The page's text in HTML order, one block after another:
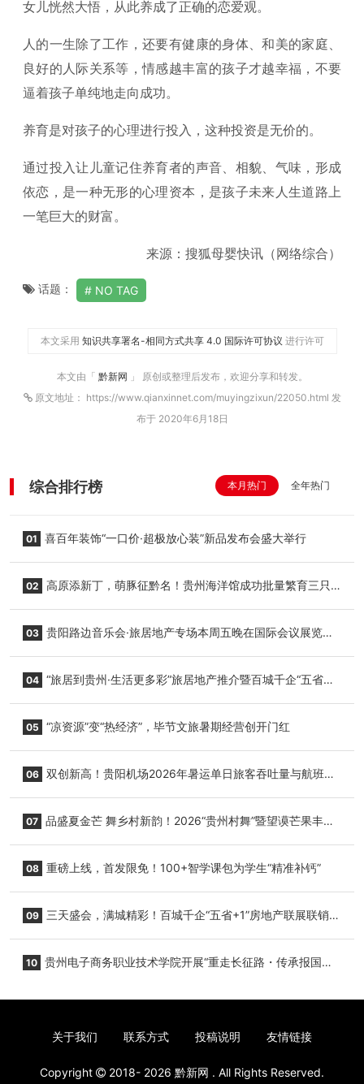
女儿恍然大悟，从此养成了正确的恋爱观。
人的一生除了工作，还要有健康的身体、和美的家庭、
良好的人际关系等，情感越丰富的孩子才越幸福，不要
逼着孩子单纯地走向成功。
养育是对孩子的心理进行投入，这种投资是无价的。
通过投入让儿童记住养育者的声音、相貌、气味，形成
依恋，是一种无形的心理资本，是孩子未来人生道路上
一笔巨大的财富。
来源：搜狐母婴快讯（网络综合）
话题： NO TAG
本文采用 知识共享署名-相同方式共享 4.0 国际许可协议 进行许可
本文由「 黔新网 」 原创或整理后发布，欢迎分享和转发。
原文地址： https://www.qianxinnet.com/muyingzixun/22050.html 发
布于 2020年6月18日
综合排行榜 本月热门 全年热门
01 喜百年装饰“一口价·超极放心装”新品发布会盛大举行
02 高原添新丁，萌豚征黔名！贵州海洋馆成功批量繁育三只
03 贵阳路边音乐会·旅居地产专场本周五晚在国际会议展览中
04 “旅居到贵州·生活更多彩”旅居地产推介暨百城千企“五省
05 “凉资源”变“热经济”，毕节文旅暑期经营创开门红
06 双创新高！贵阳机场2026年暑运单日旅客吞吐量与航班起
07 品盛夏金芒 舞乡村新韵！2026“贵州村舞”暨望谟芒果丰收
08 重磅上线，首发限免！100+智学课包为学生“精准补钙”
09 三天盛会，满城精彩！百城千企“五省+1”房地产联展联销活
10 贵州电子商务职业技术学院开展“重走长征路・传承报国
关于我们 联系方式 投稿说明 友情链接
Copyright 2018- 2026 黔新网 . All Rights Reserved.